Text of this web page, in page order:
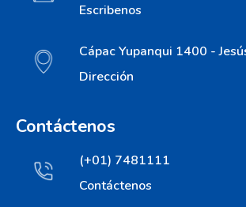
Escribenos
Cápac Yupanqui 1400 -
Dirección
Contáctenos
(+01) 7481111
Contáctenos